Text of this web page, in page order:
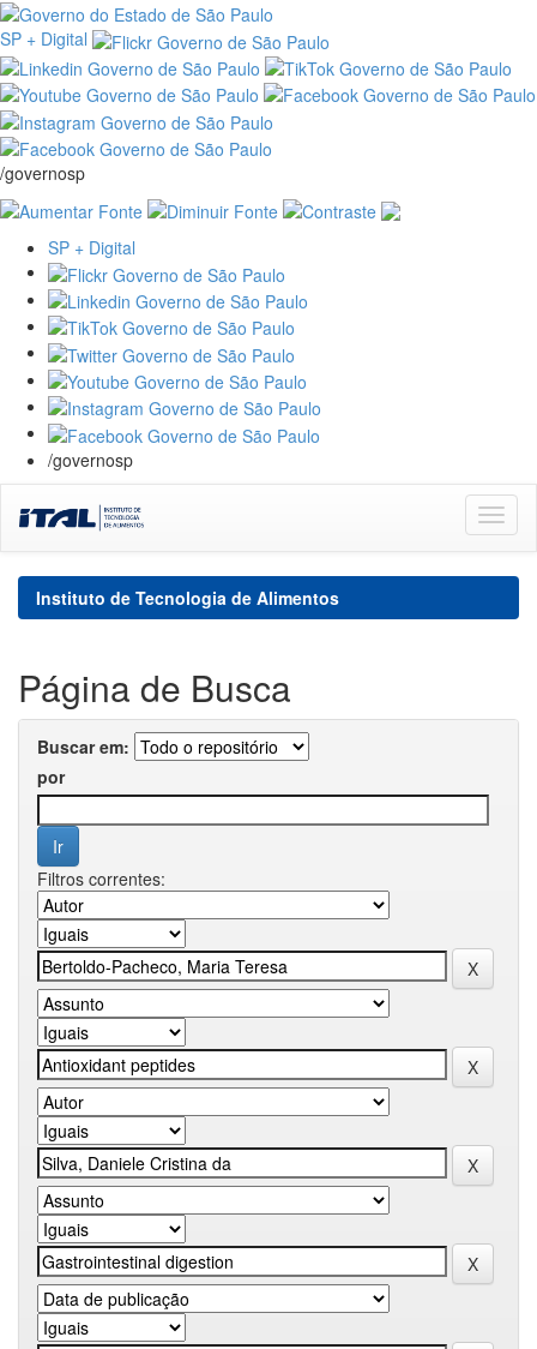
SP + Digital
/governosp
SP + Digital
/governosp
navigation
Instituto de Tecnologia de Alimentos
Página de Busca
Buscar em:
por
Filtros correntes: